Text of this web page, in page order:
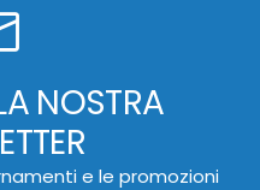
NOSTRA
e le promozioni